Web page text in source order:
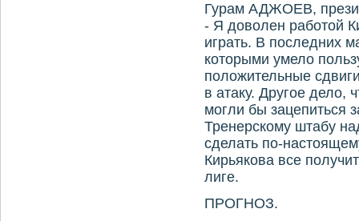
Гурам АДЖОЕВ,
- Я доволен работой
играть. В последних
которыми умело
положительные
в атаку. Другое дело,
могли бы зацепиться
Тренерскому штабу
сделать по-
Кирьякова все
лиге.
ПРОГНОЗ.